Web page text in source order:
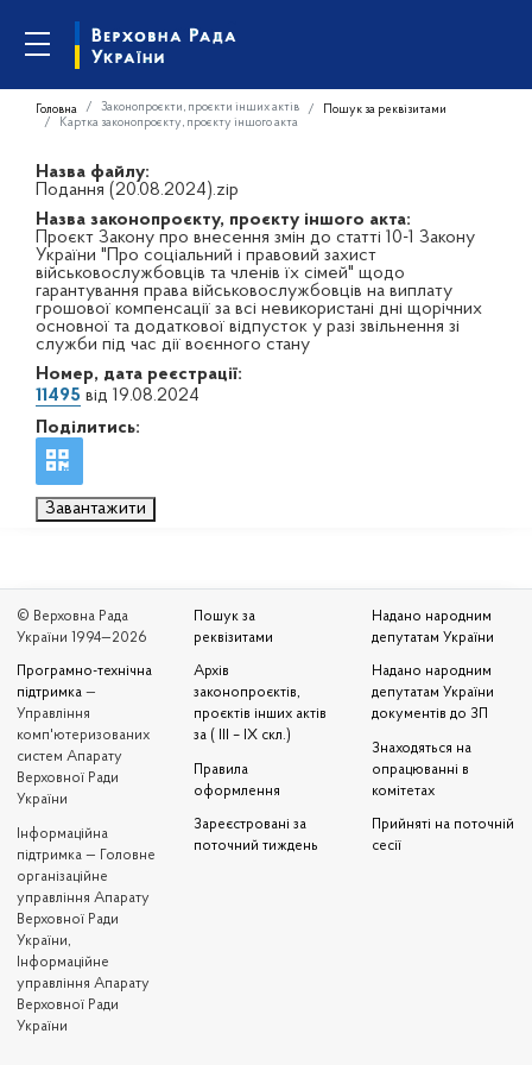
Головна Законопроєкти, проєкти інших актів
Пошук за реквізитами
Картка законопроєкту, проєкту іншого акта
Назва файлу:
Подання (20.08.2024).zip
Назва законопроєкту, проєкту іншого акта:
Проєкт Закону про внесення змін до статті 10-1 Закону
України "Про соціальний і правовий захист
військовослужбовців та членів їх сімей" щодо
гарантування права військовослужбовців на виплату
грошової компенсації за всі невикористані дні щорічних
основної та додаткової відпусток у разі звільнення зі
служби під час дії воєнного стану
Номер, дата реєстрації:
11495 від 19.08.2024
Поділитись:
Завантажити
© Верховна Рада
України 1994—2026
Програмно-технічна
підтримка —
Управління
комп'ютеризованих
систем Апарату
Верховної Ради
України
Iнформаційна
підтримка — Головне
організаційне
управління Апарату
Верховної Ради
України,
Інформаційне
управління Апарату
Верховної Ради
України
Пошук за
реквізитами
Архів
законопроєктів,
проєктів інших актів
за ( III – IX скл.)
Правила
оформлення
Зареєстровані за
поточний тиждень
Надано народним
депутатам України
Надано народним
депутатам України
документів до ЗП
Знаходяться на
опрацюванні в
комітетах
Прийняті на поточній
сесії